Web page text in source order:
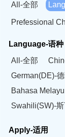
All-全部
Prefessional
Language-语种
All-全部
German(DE)-
Bahasa
Swahili(SW)-
Apply-适用